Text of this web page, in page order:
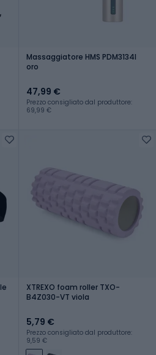
Massaggiatore HMS PDM3134I
oro
47,99 €
Prezzo consigliato dal produttore:
69,99 €
XTREXO foam roller TXO-
B4Z030-VT viola
5,79 €
Prezzo consigliato dal produttore:
9,59 €